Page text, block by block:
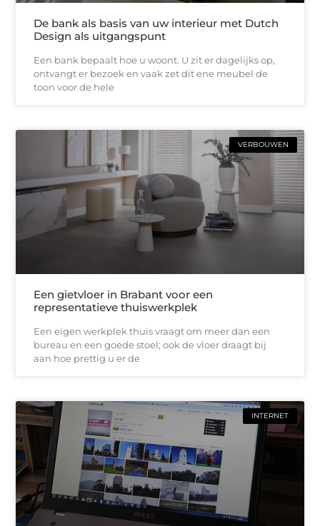
De bank als basis van uw interieur met Dutch
Design als uitgangspunt
Een bank bepaalt hoe u woont. U zit er dagelijks op,
ontvangt er bezoek en vaak zet dit ene meubel de
toon voor de hele
VERBOUWEN
Een gietvloer in Brabant voor een
representatieve thuiswerkplek
Een eigen werkplek thuis vraagt om meer dan een
bureau en een goede stoel; ook de vloer draagt bij
aan hoe prettig u er de
INTERNET